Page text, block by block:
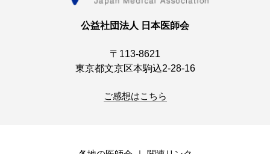
公益社団法人 日本医師会
〒113-8621
東京都文京区本駒込2-28-16
ご感想はこちら